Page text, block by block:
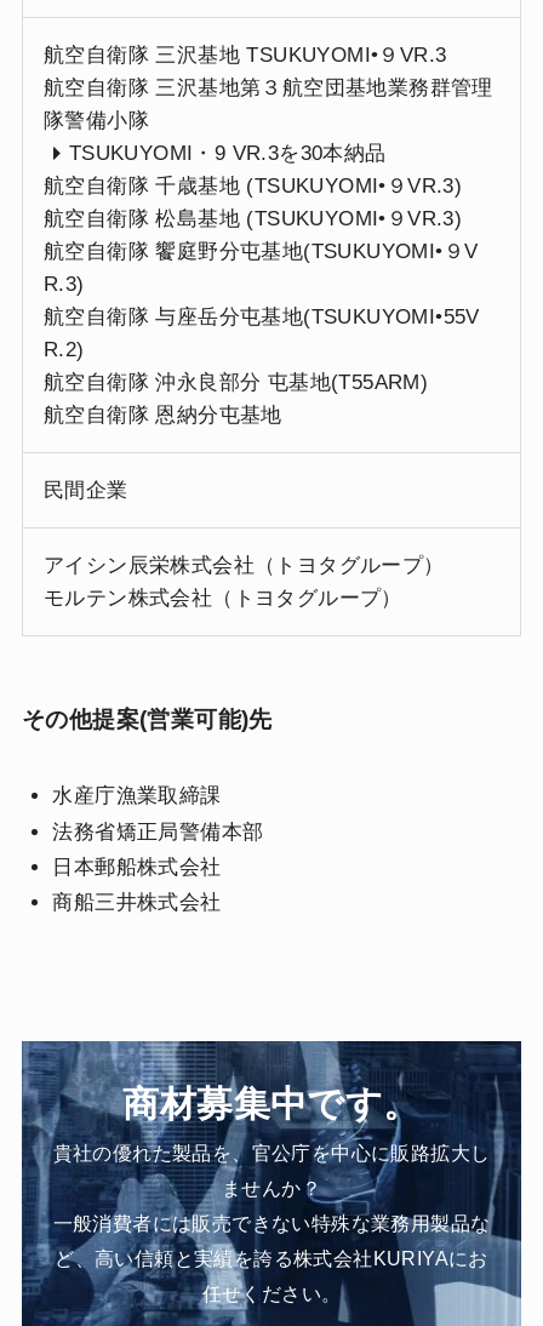
航空自衛隊 三沢基地 TSUKUYOMI•９VR.3
航空自衛隊 三沢基地第３航空団基地業務群管理
隊警備小隊
TSUKUYOMI・9 VR.3を30本納品
航空自衛隊 千歳基地 (TSUKUYOMI•９VR.3)
航空自衛隊 松島基地 (TSUKUYOMI•９VR.3)
航空自衛隊 饗庭野分屯基地(TSUKUYOMI•９V
R.3)
航空自衛隊 与座岳分屯基地(TSUKUYOMI•55V
R.2)
航空自衛隊 沖永良部分 屯基地(T55ARM)
航空自衛隊 恩納分屯基地
民間企業
アイシン辰栄株式会社（トヨタグループ）
モルテン株式会社（トヨタグループ）
その他提案(営業可能)先
水産庁漁業取締課
法務省矯正局警備本部
日本郵船株式会社
商船三井株式会社
商材募集中です。
貴社の優れた製品を、官公庁を中心に販路拡大し
ませんか？
一般消費者には販売できない特殊な業務用製品な
ど、高い信頼と実績を誇る株式会社KURIYAにお
任せください。